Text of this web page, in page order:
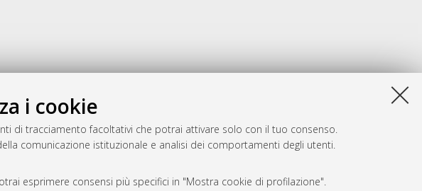
i cookie
di tracciamento facoltativi che potrai attivare solo con il tuo consenso.
comunicazione istituzionale e analisi dei comportamenti degli utenti.
esprimere consensi più specifici in "Mostra cookie di profilazione".